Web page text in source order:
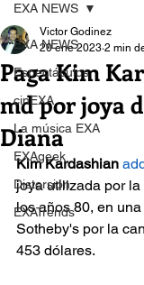
EXA NEWS
Espectáculos
cinEXA
La música EXA
EXAgeek
Distorsión
EXATrends
EXA NEWS
Paga Kim
md por joya
Diana
Victor Godinez
20 ene 2023 2 min
Kim Kardashian
joya utilizada por la
los años 80, en
Sotheby's por la
453 dólares.